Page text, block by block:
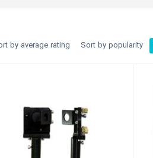
Sort by popularity
by average rating